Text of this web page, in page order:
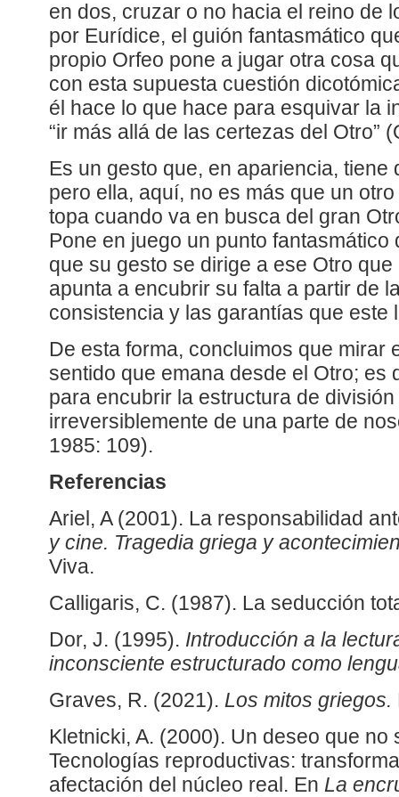
en dos, cruzar o no hacia el reino de
por Eurídice, el guión fantasmático
propio Orfeo pone a jugar otra cosa
con esta supuesta cuestión
él hace lo que hace para esquivar la
“ir más allá de las certezas del Otro”
Es un gesto que, en apariencia, tiene
pero ella, aquí, no es más que un
topa cuando va en busca del gran
Pone en juego un punto
que su gesto se dirige a ese Otro
apunta a encubrir su falta a partir de
consistencia y las garantías que este
De esta forma, concluimos que mirar
sentido que emana desde el Otro; es
para encubrir la estructura de
irreversiblemente de una parte de
1985: 109).
Referencias
Ariel, A (2001). La responsabilidad
y cine. Tragedia griega y
Viva.
Calligaris, C. (1987). La seducción
Dor, J. (1995). Introducción a la
inconsciente estructurado como
Graves, R. (2021). Los mitos griegos.
Kletnicki, A. (2000). Un deseo que no
Tecnologías reproductivas:
afectación del núcleo real. En La